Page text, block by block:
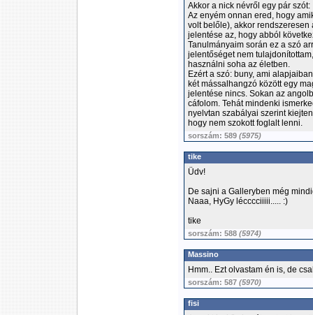
Akkor a nick névről egy pár szót:
Az enyém onnan ered, hogy
volt belőle), akkor rendszeresen
jelentése az, hogy abból
Tanulmányaim során ez a szó
jelentőséget nem
használni soha az életben.
Ezért a szó: buny, ami
két mássalhangzó között egy
jelentése nincs. Sokan az
cáfolom. Tehát mindenki
nyelvtan szabályai szerint
hogy nem szokott foglalt lenni.
sorszám: 589 (5975)
tike
Üdv!
De sajni a Galleryben még
Naaa, HyGy lécccciiiii..... :)
tike
sorszám: 588 (5974)
Massino
Hmm.. Ezt olvastam én is, de
sorszám: 587 (5970)
fisi